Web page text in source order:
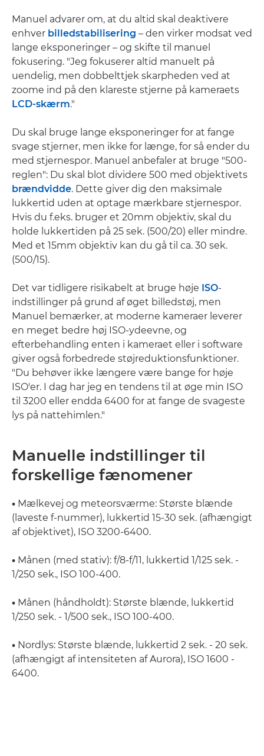
Manuel advarer om, at du altid skal deaktivere
enhver billedstabilisering – den virker modsat ved
lange eksponeringer – og skifte til manuel
fokusering. "Jeg fokuserer altid manuelt på
uendelig, men dobbelttjek skarpheden ved at
zoome ind på den klareste stjerne på kameraets
LCD-skærm."
Du skal bruge lange eksponeringer for at fange
svage stjerner, men ikke for længe, for så ender du
med stjernespor. Manuel anbefaler at bruge "500-
reglen": Du skal blot dividere 500 med objektivets
brændvidde. Dette giver dig den maksimale
lukkertid uden at optage mærkbare stjernespor.
Hvis du f.eks. bruger et 20mm objektiv, skal du
holde lukkertiden på 25 sek. (500/20) eller mindre.
Med et 15mm objektiv kan du gå til ca. 30 sek.
(500/15).
Det var tidligere risikabelt at bruge høje ISO-
indstillinger på grund af øget billedstøj, men
Manuel bemærker, at moderne kameraer leverer
en meget bedre høj ISO-ydeevne, og
efterbehandling enten i kameraet eller i software
giver også forbedrede støjreduktionsfunktioner.
"Du behøver ikke længere være bange for høje
ISO'er. I dag har jeg en tendens til at øge min ISO
til 3200 eller endda 6400 for at fange de svageste
lys på nattehimlen."
Manuelle indstillinger til
forskellige fænomener
• Mælkevej og meteorsværme: Største blænde
(laveste f-nummer), lukkertid 15-30 sek. (afhængigt
af objektivet), ISO 3200-6400.
• Månen (med stativ): f/8-f/11, lukkertid 1/125 sek. -
1/250 sek., ISO 100-400.
• Månen (håndholdt): Største blænde, lukkertid
1/250 sek. - 1/500 sek., ISO 100-400.
• Nordlys: Største blænde, lukkertid 2 sek. - 20 sek.
(afhængigt af intensiteten af Aurora), ISO 1600 -
6400.